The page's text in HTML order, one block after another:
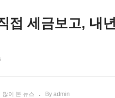
접 세금보고, 내
많이 본 뉴스 By admin